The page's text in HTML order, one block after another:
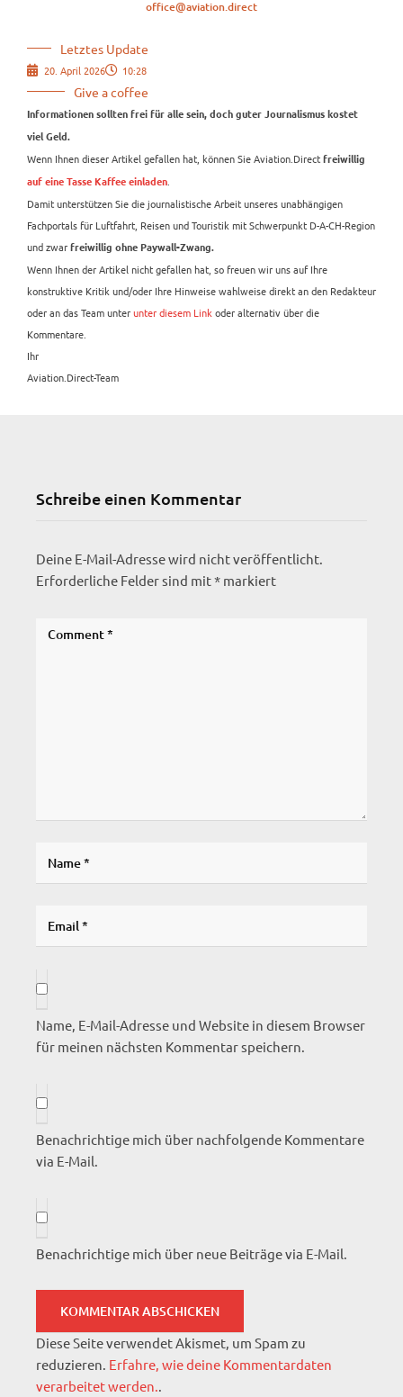
office@aviation.direct
Letztes Update
20. April 2026 10:28
Give a coffee
Informationen sollten frei für alle sein, doch guter Journalismus kostet
viel Geld.
Wenn Ihnen dieser Artikel gefallen hat, können Sie Aviation.Direct freiwillig
auf eine Tasse Kaffee einladen
Damit unterstützen Sie die journalistische Arbeit unseres unabhängigen
Fachportals für Luftfahrt, Reisen und Touristik mit Schwerpunkt D-A-CH-Region
und zwar freiwillig ohne Paywall-Zwang.
Wenn Ihnen der Artikel nicht gefallen hat, so freuen wir uns auf Ihre
konstruktive Kritik und/oder Ihre Hinweise wahlweise direkt an den Redakteur
oder an das Team unterunter diesem Link oder alternativ über die
Kommentare.
Ihr
Aviation.Direct-Team
Schreibe einen Kommentar
Deine E-Mail-Adresse wird nicht veröffentlicht.
Erforderliche Felder sind mit* markiert
Name, E-Mail-Adresse und Website in diesem Browser
für meinen nächsten Kommentar speichern.
Benachrichtige mich über nachfolgende Kommentare
via E-Mail.
Benachrichtige mich über neue Beiträge via E-Mail.
Diese Seite verwendet Akismet, um Spam zu
reduzieren. Erfahre, wie deine Kommentardaten
verarbeitet werden..